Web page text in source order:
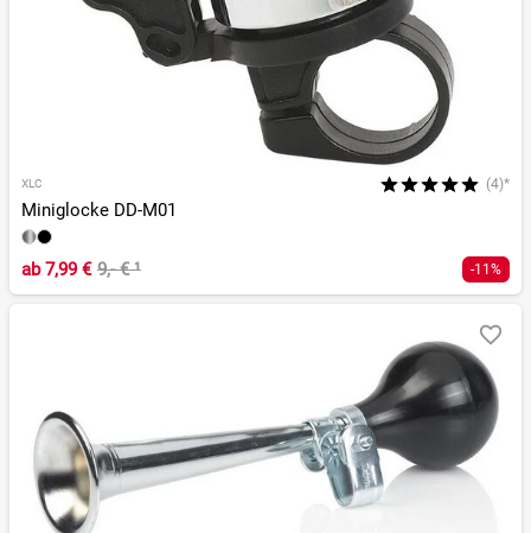
XLC (4)*
Miniglocke DD-M01
ab7,99 € 9,- €¹ -11%